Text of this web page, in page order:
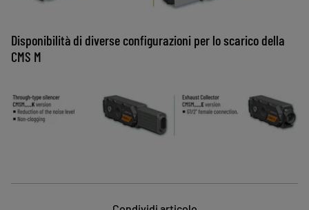
Disponibilità di diverse configurazioni per lo scarico della
CMS M